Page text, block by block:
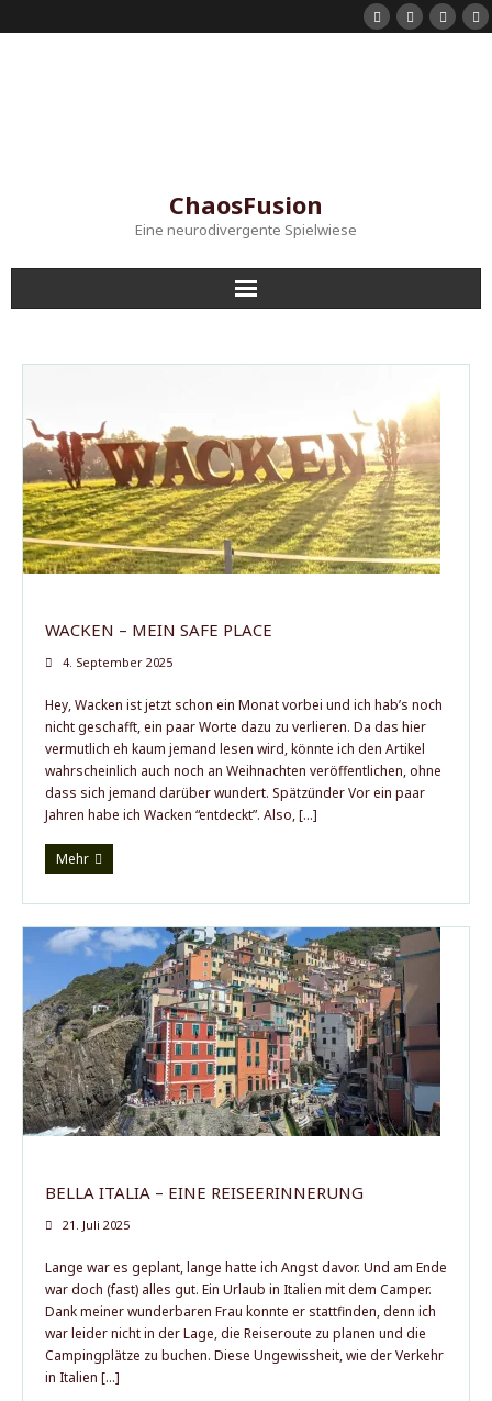
ChaosFusion
Eine neurodivergente Spielwiese
Mein Instagram
Der Autor
WACKEN – MEIN SAFE PLACE
4. September 2025
Hey, Wacken ist jetzt schon ein Monat vorbei und ich hab’s noch
nicht geschafft, ein paar Worte dazu zu verlieren. Da das hier
vermutlich eh kaum jemand lesen wird, könnte ich den Artikel
wahrscheinlich auch noch an Weihnachten veröffentlichen, ohne
dass sich jemand darüber wundert. Spätzünder Vor ein paar
Jahren habe ich Wacken “entdeckt”. Also, […]
Mehr
BELLA ITALIA – EINE REISEERINNERUNG
21. Juli 2025
Lange war es geplant, lange hatte ich Angst davor. Und am Ende
war doch (fast) alles gut. Ein Urlaub in Italien mit dem Camper.
Dank meiner wunderbaren Frau konnte er stattfinden, denn ich
war leider nicht in der Lage, die Reiseroute zu planen und die
Campingplätze zu buchen. Diese Ungewissheit, wie der Verkehr
in Italien […]